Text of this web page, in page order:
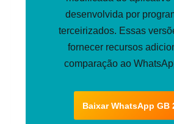
desenvolvida por
terceirizados. Essas
fornecer recursos
comparação ao
Baixar WhatsApp GB